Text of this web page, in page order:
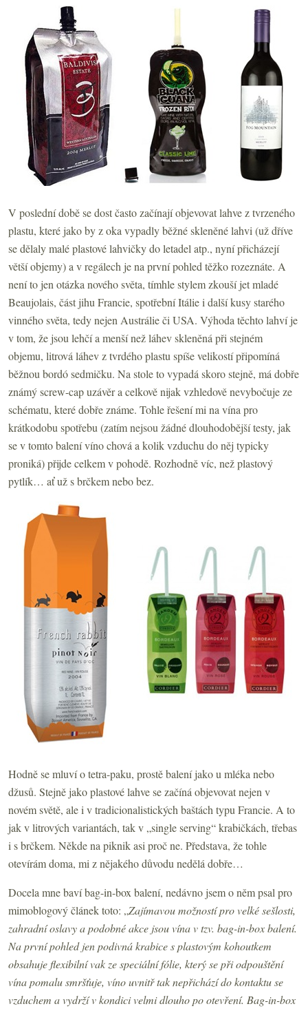
V poslední době se dost často začínají objevovat lahve z tvrzeného
plastu, které jako by z oka vypadly běžné skleněné lahvi (už dříve
se dělaly malé plastové lahvičky do letadel atp., nyní přicházejí
větší objemy) a v regálech je na první pohled těžko rozeznáte. A
není to jen otázka nového světa, tímhle stylem zkouší jet mladé
Beaujolais, část jihu Francie, spotřební Itálie i další kusy starého
vinného světa, tedy nejen Austrálie či USA. Výhoda těchto lahví je
v tom, že jsou lehčí a menší než láhev skleněná při stejném
objemu, litrová láhev z tvrdého plastu spíše velikostí připomíná
běžnou bordó sedmičku. Na stole to vypadá skoro stejně, má dobře
známý screw-cap uzávěr a celkově nijak vzhledově nevybočuje ze
schématu, které dobře známe. Tohle řešení mi na vína pro
krátkodobu spotřebu (zatím nejsou žádné dlouhodobější testy, jak
se v tomto balení víno chová a kolik vzduchu do něj typicky
proniká) přijde celkem v pohodě. Rozhodně víc, než plastový
pytlík… ať už s brčkem nebo bez.
Hodně se mluví o tetra-paku, prostě balení jako u mléka nebo
džusů. Stejně jako plastové lahve se začíná objevovat nejen v
novém světě, ale i v tradicionalistických baštách typu Francie. A to
jak v litrových variantách, tak v „single serving“ krabičkách, třebas
i s brčkem. Někde na piknik asi proč ne. Představa, že tohle
otevírám doma, mi z nějakého důvodu nedělá dobře…
Docela mne baví bag-in-box balení, nedávno jsem o něm psal pro
mimoblogový článek toto: „Zajímavou možností pro velké sešlosti,
zahradní oslavy a podobné akce jsou vína v tzv. bag-in-box balení.
Na první pohled jen podivná krabice s plastovým kohoutkem
obsahuje flexibilní vak ze speciální fólie, který se při odpouštění
vína pomalu smršťuje, víno uvnitř tak nepřichází do kontaktu se
vzduchem a vydrží v kondici velmi dlouho po otevření. Bag-in-box